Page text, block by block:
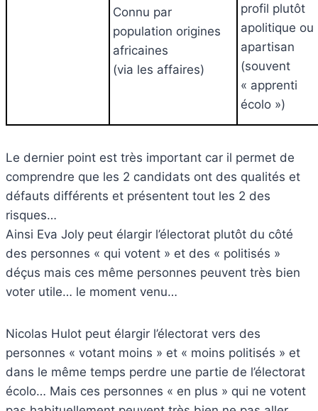
Connu par
population origines
africaines
(via les affaires)
profil plutôt
apolitique ou
apartisan
(souvent
« apprenti
écolo »)
Le dernier point est très important car il permet de
comprendre que les 2 candidats ont des qualités et
défauts différents et présentent tout les 2 des
risques…
Ainsi Eva Joly peut élargir l’électorat plutôt du côté
des personnes « qui votent » et des « politisés »
déçus mais ces même personnes peuvent très bien
voter utile… le moment venu…
Nicolas Hulot peut élargir l’électorat vers des
personnes « votant moins » et « moins politisés » et
dans le même temps perdre une partie de l’électorat
écolo… Mais ces personnes « en plus » qui ne votent